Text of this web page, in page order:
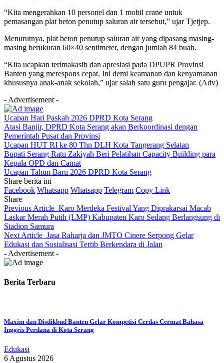
“Kita mengerahkan 10 personel dan 1 mobil crane untuk
pemasangan plat beton penutup saluran air tersebut,” ujar Tjetjep.
Menurutnya, plat beton penutup saluran air yang dipasang masing-
masing berukuran 60×40 sentimeter, dengan jumlah 84 buah.
“Kita ucapkan terimakasih dan apresiasi pada DPUPR Provinsi
Banten yang merespons cepat. Ini demi keamanan dan kenyamanan
khususnya anak-anak sekolah,” ujar salah satu guru pengajar. (Adv)
- Advertisement -
Ucapan Hari Paskah 2026 DPRD Kota Serang
Atasi Banjir, DPRD Kota Serang akan Berkoordinasi dengan
Pemerintah Pusat dan Provinsi
Ucapan HUT RI ke 80 Thn DLH Kota Tangerang Selatan
Bupati Serang Ratu Zakiyah Beri Pelatihan Capacity Building para
Kepala OPD dan Camat
Ucapan Tahun Baru 2026 DPRD Kota Serang
Share berita ini
Facebook Whatsapp Whatsapp Telegram Copy Link
Share
Previous Article Karo Merdeka Festival Yang Diprakarsai Macab
Laskar Merah Putih (LMP) Kabupaten Karo Sedang Berlangsung di
Stadion Samura
Next Article Jasa Raharja dan JMTO Cinere Serpong Gelar
Edukasi dan Sosialisasi Tertib Berkendara di Jalan
- Advertisement -
Berita Terbaru
Maxim dan Disdikbud Banten Gelar Kompetisi Cerdas Cermat Bahasa
Inggris Perdana di Kota Serang
Edukasi
6 Agustus 2026